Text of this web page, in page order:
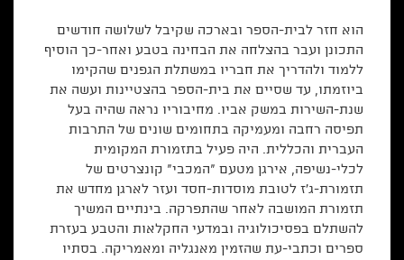
הוא חזר לבית-הספר ובארכה שקיבל לשלושה חודשים
התכונן ועבר בהצלחה את הבחינה בטבע ואחר-כך הוסיף
ללמוד ולהדריך את חבריו במשתלת הגפנים שהקימו
ביוזמתו, עד שסיים את בית-הספר בהצטיינות ועשה את
שנת-השירות במשק אביו. מחיבוריו נראה שהיה בעל
תפיסה רחבה ומעמיקה בתחומים שונים של התרבות
העברית והכללית. היה פעיל בתזמורת המקומית
לכלי-נשיפה, אירגן מטעם "המכבי" קונצרטים של
תזמורת-ג'ז לטובת מוסדות-חסד ועזר לארגן מחדש את
תזמורת המושבה לאחר שהתפרקה. בינתיים המשיך
להשתלם בפסיכולוגיה ובמדעי החקלאות והטבע בעזרת
ספרים וכתבי-עת שהזמין מאנגליה ומאמריקה. בסתיו